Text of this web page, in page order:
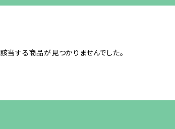
該当する商品が見つかりませんでした。